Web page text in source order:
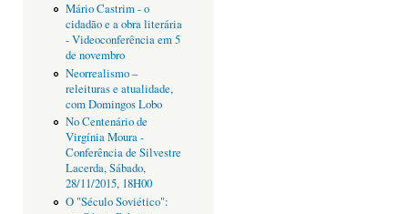
Mário Castrim - o
cidadão e a obra literária
- Videoconferência em 5
de novembro
Neorrealismo –
releituras e atualidade,
com Domingos Lobo
No Centenário de
Virgínia Moura -
Conferência de Silvestre
Lacerda, Sábado,
28/11/2015, 18H00
O "Século Soviético":